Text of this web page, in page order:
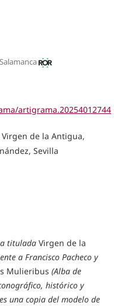
artigrama.20254012744
Virgen de la Antigua,
Sevilla
titulada Virgen de la
a Francisco Pacheco y
Mulieribus (Alba de
histórico y
una copia del modelo de